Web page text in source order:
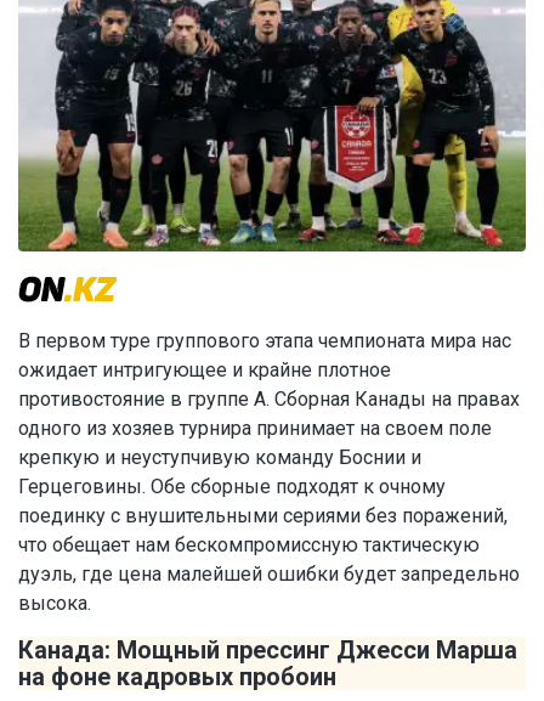
В первом туре группового этапа чемпионата мира нас
ожидает интригующее и крайне плотное
противостояние в группе А. Сборная Канады на правах
одного из хозяев турнира принимает на своем поле
крепкую и неуступчивую команду Боснии и
Герцеговины. Обе сборные подходят к очному
поединку с внушительными сериями без поражений,
что обещает нам бескомпромиссную тактическую
дуэль, где цена малейшей ошибки будет запредельно
высока.
Канада: Мощный прессинг Джесси Марша
на фоне кадровых пробоин